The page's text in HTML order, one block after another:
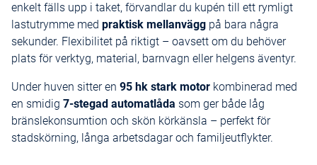
enkelt fälls upp i taket, förvandlar du kupén till ett rymligt
lastutrymme med praktisk mellanvägg på bara några
sekunder. Flexibilitet på riktigt – oavsett om du behöver
plats för verktyg, material, barnvagn eller helgens äventyr.
Under huven sitter en 95 hk stark motor kombinerad med
en smidig 7-stegad automatlåda som ger både låg
bränslekonsumtion och skön körkänsla – perfekt för
stadskörning, långa arbetsdagar och familjeutflykter.